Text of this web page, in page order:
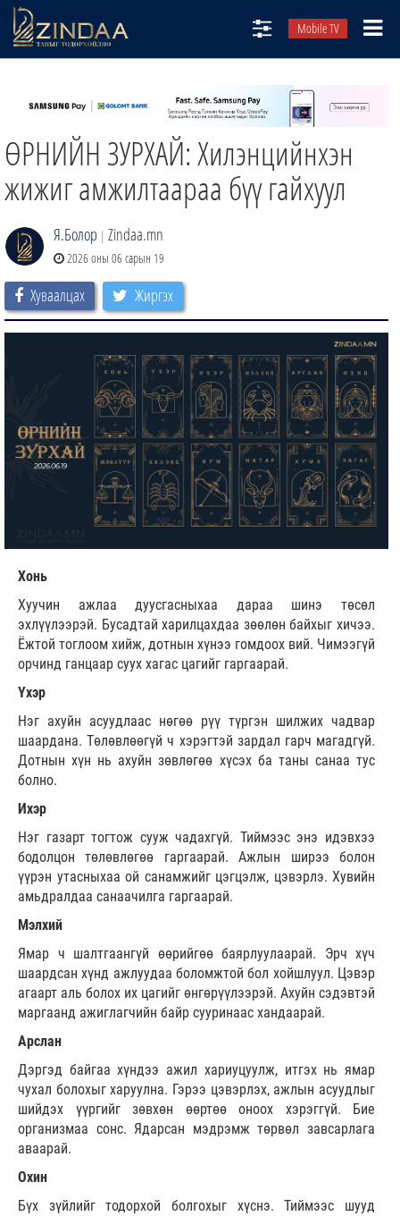
Mobile TV
ТВ8
ӨГЛӨӨНИЙ СОНИН
ӨРНИЙН ЗУРХАЙ: Хилэнцийнхэн
жижиг амжилтаараа бүү гайхуул
Я.Болор | Zindaa.mn
2026 оны 06 сарын 19
Хуваалцах Жиргэх
Хонь
Хуучин ажлаа дуусгасныхаа дараа шинэ төсөл
эхлүүлээрэй. Бусадтай харилцахдаа зөөлөн байхыг хичээ.
Ёжтой тоглоом хийж, дотнын хүнээ гомдоох вий. Чимээгүй
орчинд ганцаар суух хагас цагийг гаргаарай.
Үхэр
Нэг ахуйн асуудлаас нөгөө рүү түргэн шилжих чадвар
шаардана. Төлөвлөөгүй ч хэрэгтэй зардал гарч магадгүй.
Дотнын хүн нь ахуйн зөвлөгөө хүсэх ба таны санаа тус
болно.
Ихэр
Нэг газарт тогтож сууж чадахгүй. Тиймээс энэ идэвхээ
бодолцон төлөвлөгөө гаргаарай. Ажлын ширээ болон
үүрэн утасныхаа ой санамжийг цэгцэлж, цэвэрлэ. Хувийн
амьдралдаа санаачилга гаргаарай.
Мэлхий
Ямар ч шалтгаангүй өөрийгөө баярлуулаарай. Эрч хүч
шаардсан хүнд ажлуудаа боломжтой бол хойшлуул. Цэвэр
агаарт аль болох их цагийг өнгөрүүлээрэй. Ахуйн сэдэвтэй
маргаанд ажиглагчийн байр сууринаас хандаарай.
Арслан
Дэргэд байгаа хүндээ ажил хариуцуулж, итгэх нь ямар
чухал болохыг харуулна. Гэрээ цэвэрлэх, ажлын асуудлыг
шийдэх үүргийг зөвхөн өөртөө оноох хэрэггүй. Бие
организмаа сонс. Ядарсан мэдрэмж төрвөл завсарлага
аваарай.
Охин
Бүх зүйлийг тодорхой болгохыг хүснэ. Тиймээс шууд